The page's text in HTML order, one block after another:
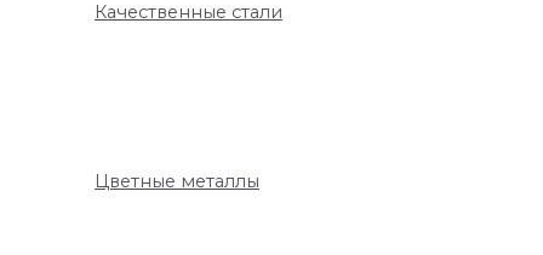
Качественные стали
Цветные металлы